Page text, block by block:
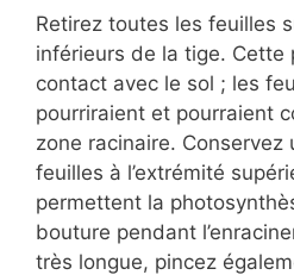
Retirez toutes les feuilles
inférieurs de la tige. Cette
contact avec le sol ; les
pourriraient et pourraient
zone racinaire.
feuilles à l’extrémité
permettent la
bouture pendant
très longue, pincez